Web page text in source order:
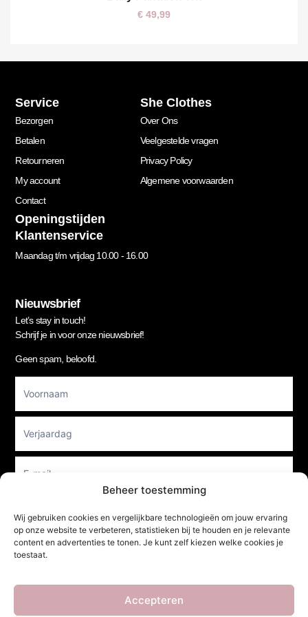
Beheer toestemming
Wij gebruiken cookies en vergelijkbare technologieën om jouw ervaring
op onze website te verbeteren, statistieken bij te houden en je relevante
content en advertenties te tonen. Je kunt zelf kiezen welke cookies je
toestaat.
Accepteren
€ 49,99
Service
Bezorgen
Betalen
Retourneren
My account
Contact
She Clothes
Over Ons
Veelgestelde vragen
Privacy Policy
Algemene voorwaarden
Openingstijden
Klantenservice
Maandag t/m vrijdag 10.00 - 16.00
Nieuwsbrief
Let’s stay in touch!
Schrijf je in voor onze nieuwsbrief!
Geen spam, beloofd.
Newsletter
Verzenden